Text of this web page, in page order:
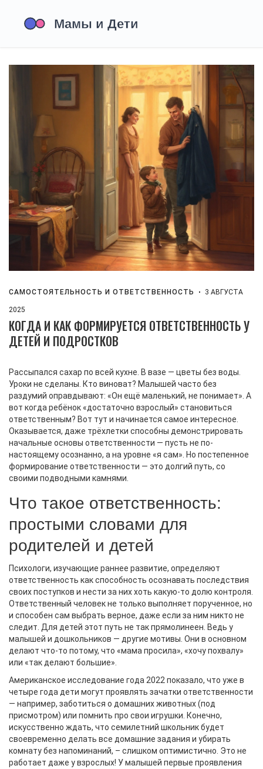
САМОСТОЯТЕЛЬНОСТЬ И ОТВЕТСТВЕННОСТЬ 3 АВГУСТА
2025
КОГДА И КАК ФОРМИРУЕТСЯ ОТВЕТСТВЕННОСТЬ У
ДЕТЕЙ И ПОДРОСТКОВ
Рассыпался сахар по всей кухне. В вазе — цветы без воды.
Уроки не сделаны. Кто виноват? Малышей часто без
раздумий оправдывают: «Он ещё маленький, не понимает». А
вот когда ребёнок «достаточно взрослый» становиться
ответственным? Вот тут и начинается самое интересное.
Оказывается, даже трёхлетки способны демонстрировать
начальные основы ответственности — пусть не по-
настоящему осознанно, а на уровне «я сам». Но постепенное
формирование ответственности — это долгий путь, со
своими подводными камнями.
Что такое ответственность:
простыми словами для
родителей и детей
Психологи, изучающие раннее развитие, определяют
ответственность как способность осознавать последствия
своих поступков и нести за них хоть какую-то долю контроля.
Ответственный человек не только выполняет порученное, но
и способен сам выбрать верное, даже если за ним никто не
следит. Для детей этот путь не так прямолинеен. Ведь у
малышей и дошкольников — другие мотивы. Они в основном
делают что-то потому, что «мама просила», «хочу похвалу»
или «так делают большие».
Американское исследование года 2022 показало, что уже в
четыре года дети могут проявлять зачатки ответственности
— например, заботиться о домашних животных (под
присмотром) или помнить про свои игрушки. Конечно,
искусственно ждать, что семилетний школьник будет
своевременно делать все домашние задания и убирать
комнату без напоминаний, – слишком оптимистично. Это не
работает даже у взрослых! У малышей первые проявления